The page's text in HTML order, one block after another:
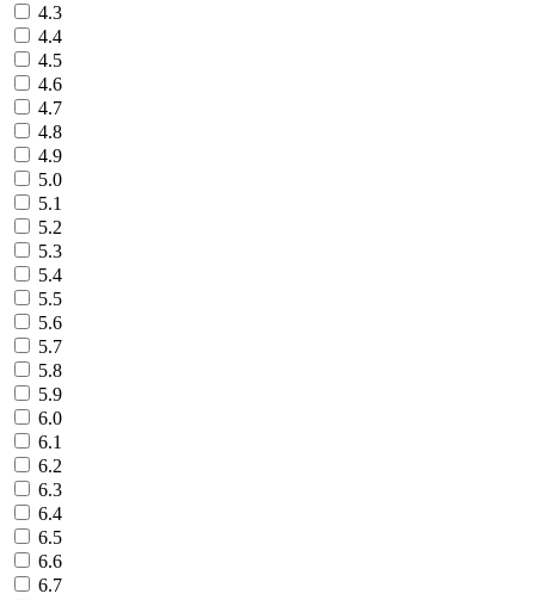
4.3
4.4
4.5
4.6
4.7
4.8
4.9
5.0
5.1
5.2
5.3
5.4
5.5
5.6
5.7
5.8
5.9
6.0
6.1
6.2
6.3
6.4
6.5
6.6
6.7